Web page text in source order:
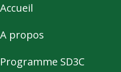
Accueil
A propos
Programme SD3C